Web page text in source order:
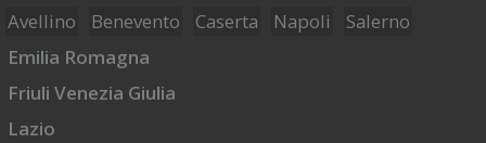
Avellino
Benevento Caserta Napoli
Salerno
Emilia Romagna
Friuli Venezia Giulia
Lazio